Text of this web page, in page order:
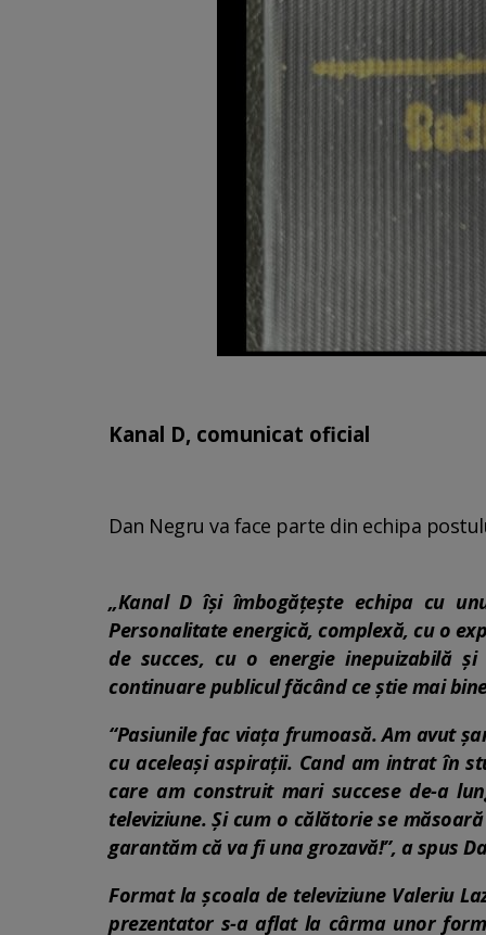
Kanal D, comunicat oficial
Dan Negru va face parte din echipa
„Kanal D îşi îmbogăţeşte echipa cu
Personalitate energică, complexă, cu o
de succes, cu o energie inepuizabilă
continuare publicul făcând ce ştie mai
“Pasiunile fac viaţa frumoasă. Am avut
cu aceleaşi aspiraţii. Cand am intrat în
care am construit mari succese de-a
televiziune. Şi cum o călătorie se
garantăm că va fi una grozavă!”, a spus
Format la şcoala de televiziune Valeriu
prezentator s-a aflat la cârma unor